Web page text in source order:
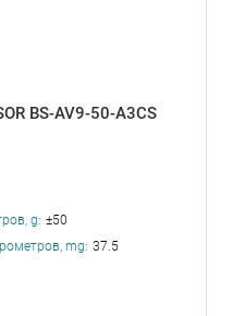
BS-AV9-50-A3CS
g: ±50
mg: 37.5